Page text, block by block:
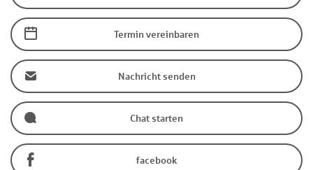
Termin vereinbaren
Nachricht senden
Chat starten
facebook